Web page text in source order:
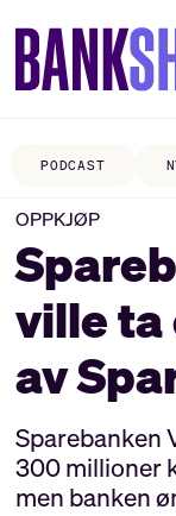
PODCAST
OPPKJØP
ville ta
av
Sparebanken
300 millioner
men banken